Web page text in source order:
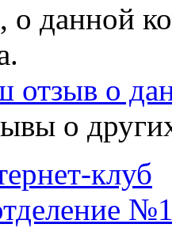
данной
отзыв о
о
клуб